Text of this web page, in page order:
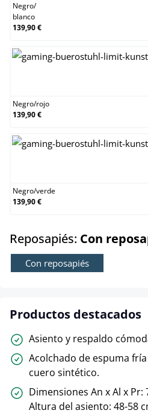
Negro/
blanco
139,90 €
Negro/rojo
139,90 €
Negro/verde
139,90 €
Reposapiés: Con
Con reposapiés
Productos destacados
Asiento y respaldo
Acolchado de espuma
cuero sintético.
Dimensiones An x Al x Pr:
Altura del asiento: 48-58